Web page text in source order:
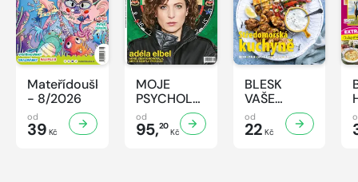
Mateřídouška
- 8/2026
od
39 Kč
MOJE
PSYCHOLOGIE
- 8/2026
od
95,20
Kč
BLESK
VAŠE
RECEPTY -
8/2026
od
22 Kč